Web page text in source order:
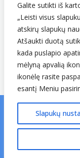
Galite sutikti iš
„Leisti visus
atskirų slapukų
Atšaukti duotą
kada puslapio
mėlyną apvalią
ikonėlę rasite
esantį Meniu
Slapukų
© Lietuvos